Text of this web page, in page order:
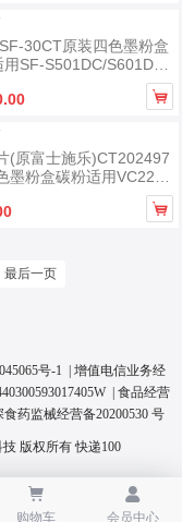
30CT原装四色墨粉盒
SF-S501DC/S601DC/
S401RC/S262RC/S31
) 约12000页

(原富士施乐)CT202497
墨粉盒碳粉适用VC226
C2060/C2560 约15000

最后一页
号-1 | 增值电信业务经
食品经营
食药监械经营备20200530 号
技 版权所有快递100

购物车

会员中心